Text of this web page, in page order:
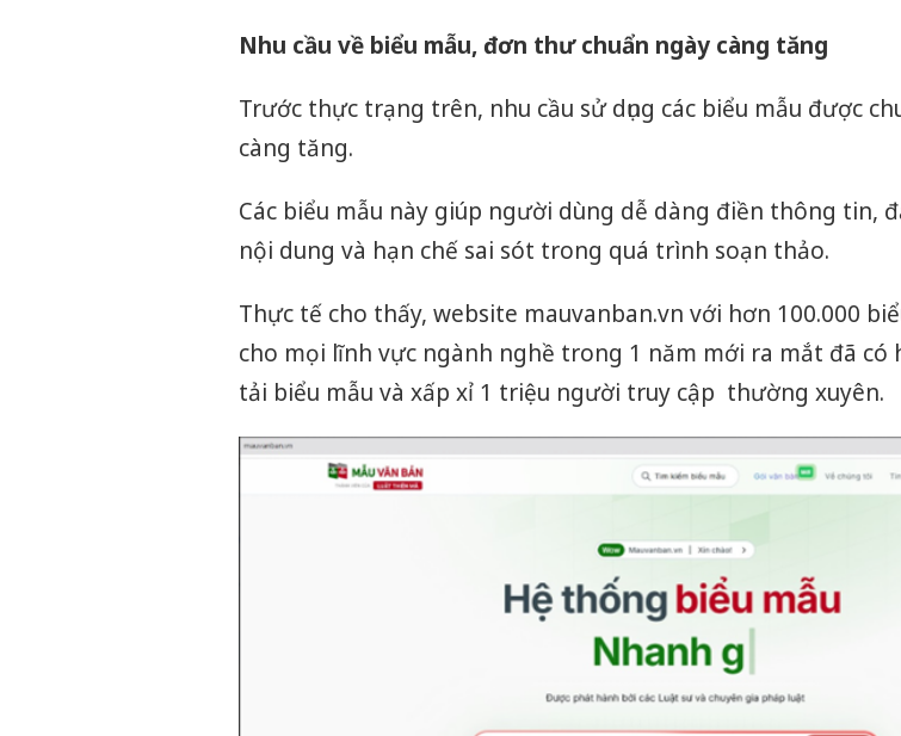
Nhu cầu về biểu mẫu, đơn thư chuẩn ngày càng tăng
Trước thực trạng trên, nhu cầu sử dụng các biểu mẫu được
càng tăng.
Các biểu mẫu này giúp người dùng dễ dàng điền thông tin,
nội dung và hạn chế sai sót trong quá trình soạn thảo.
Thực tế cho thấy, website mauvanban.vn với hơn 100.000
cho mọi lĩnh vực ngành nghề trong 1 năm mới ra mắt đã có
tải biểu mẫu và xấp xỉ 1 triệu người truy cập thường xuyên.